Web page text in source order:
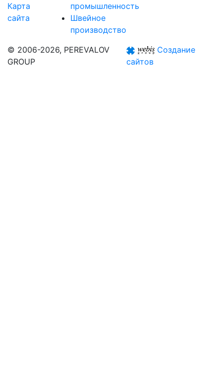
Карта
сайта
промышленность
Швейное
производство
© 2006-2026, PEREVALOV
GROUP
Создание
сайтов